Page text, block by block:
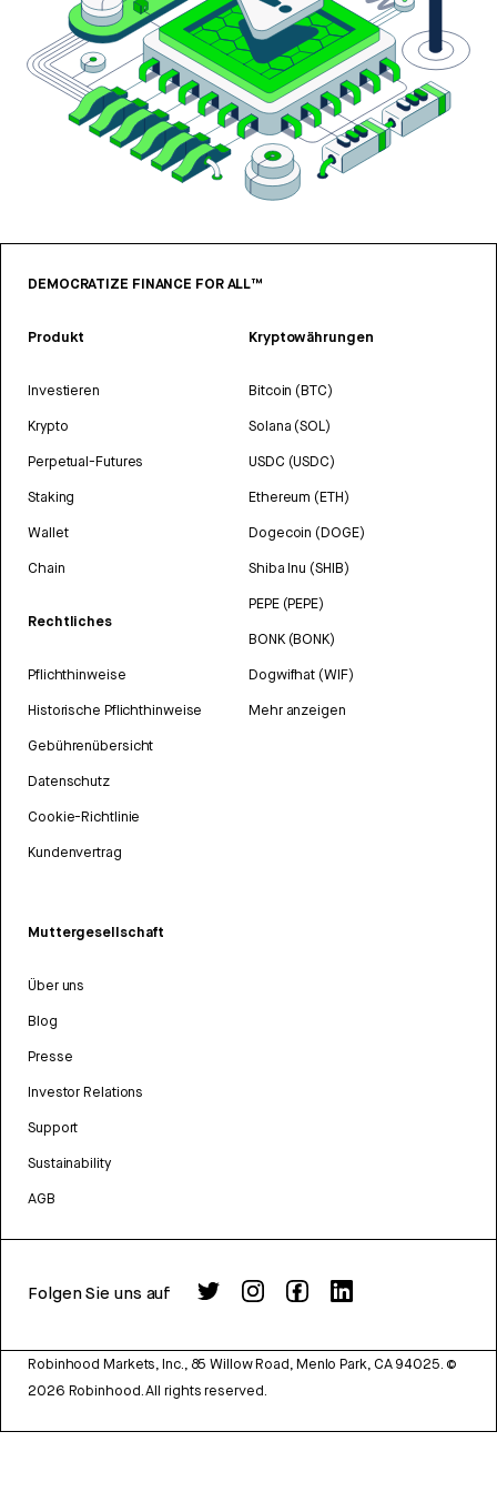
DEMOCRATIZE FINANCE FOR ALL™
Produkt
Investieren
Krypto
Perpetual-Futures
Staking
Wallet
Chain
Rechtliches
Pflichthinweise
Historische Pflichthinweise
Gebührenübersicht
Datenschutz
Cookie-Richtlinie
Kundenvertrag
Kryptowährungen
Bitcoin (BTC)
Solana (SOL)
USDC (USDC)
Ethereum (ETH)
Dogecoin (DOGE)
Shiba Inu (SHIB)
PEPE (PEPE)
BONK (BONK)
Dogwifhat (WIF)
Mehr anzeigen
Muttergesellschaft
Über uns
Blog
Presse
Investor Relations
Support
Sustainability
AGB
Folgen Sie uns auf
Robinhood Markets, Inc., 85 Willow Road, Menlo Park, CA 94025. ©
2026 Robinhood. All rights reserved.